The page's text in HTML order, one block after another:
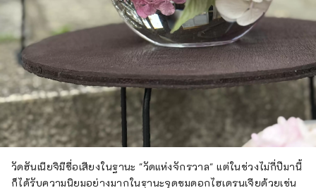
วัดฮันเนียจิมีชื่อเสียงในฐานะ "วัดแห่งจักรวาล" แต่ในช่วงไม่กี่ปีมานี้
ก็ได้รับความนิยมอย่างมากในฐานะจุดชมดอกไฮเดรนเจียด้วยเช่น